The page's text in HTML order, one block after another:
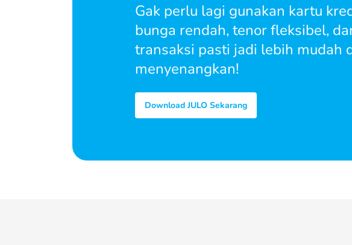
Gak perlu lagi gunakan kartu
bunga rendah, tenor fleksibel,
transaksi pasti jadi lebih mudah
menyenangkan!
Download JULO Sekarang